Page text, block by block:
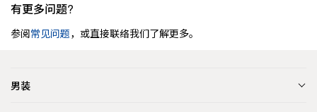
有更多问题?
参阅常见问题，或直接联络我们了解更多。
男装